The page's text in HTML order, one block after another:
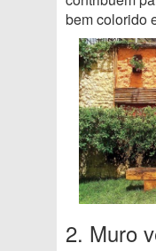
bem colorido
2. Muro